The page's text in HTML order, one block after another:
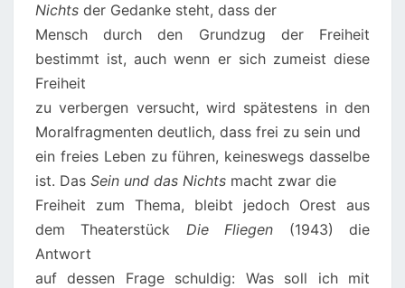
Nichts der Gedanke steht, dass der
Mensch durch den Grundzug der Freiheit
bestimmt ist, auch wenn er sich zumeist diese
Freiheit
zu verbergen versucht, wird spätestens in den
Moralfragmenten deutlich, dass frei zu sein und
ein freies Leben zu führen, keineswegs dasselbe
ist. Das Sein und das Nichts macht zwar die
Freiheit zum Thema, bleibt jedoch Orest aus
dem Theaterstück Die Fliegen (1943) die
Antwort
auf dessen Frage schuldig: Was soll ich mit